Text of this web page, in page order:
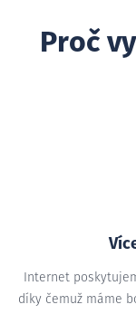
Proč
Internet
díky čemuž máme